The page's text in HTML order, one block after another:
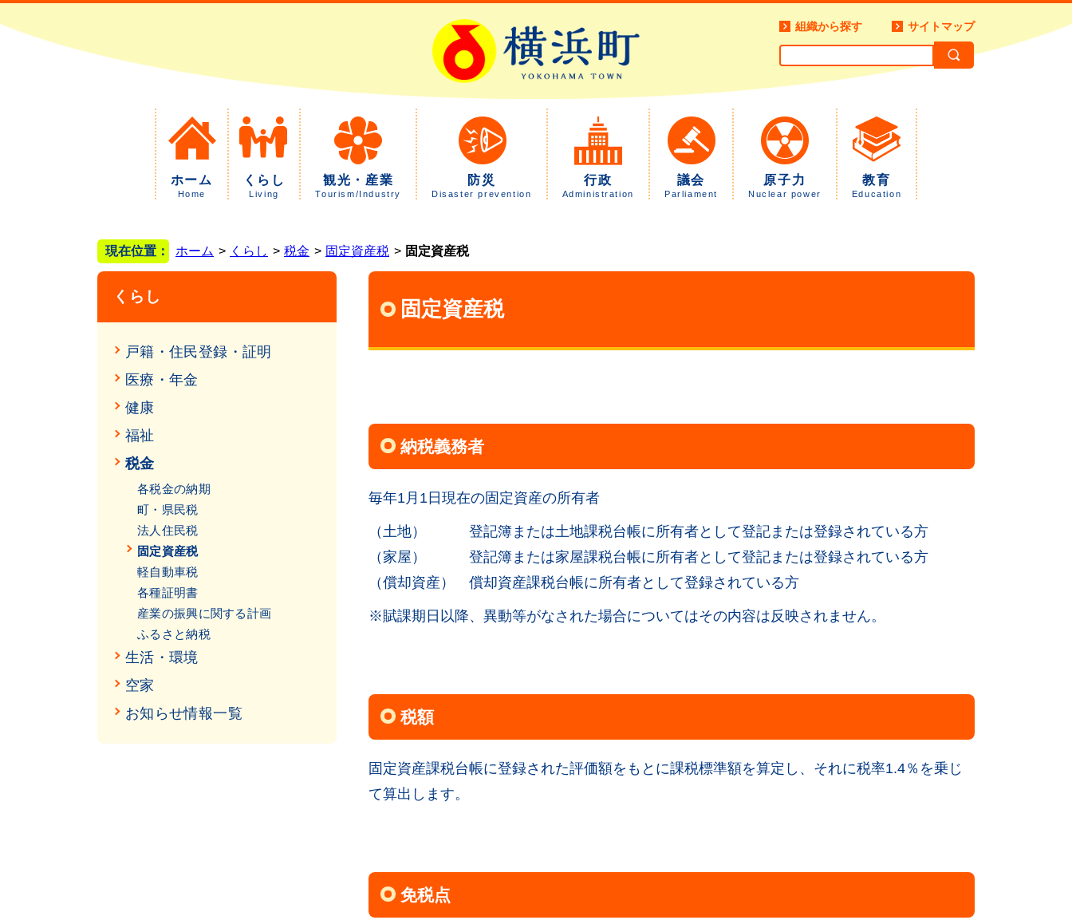
組織から探す サイトマップ
ホーム
Home
くらし
Living
観光・産業
Tourism/Industry
防災
Disaster prevention
行政
Administration
議会
Parliament
原子力
Nuclear power
教育
Education
現在位置： ホーム くらし 税金 固定資産税 固定資産税
くらし
戸籍・住民登録・証明
医療・年金
健康
福祉
税金
各税金の納期
町・県民税
法人住民税
固定資産税
軽自動車税
各種証明書
産業の振興に関する計画
ふるさと納税
生活・環境
空家
お知らせ情報一覧
固定資産税
納税義務者
毎年1月1日現在の固定資産の所有者
（土地） 登記簿または土地課税台帳に所有者として登記または登録されている方
（家屋） 登記簿または家屋課税台帳に所有者として登記または登録されている方
（償却資産） 償却資産課税台帳に所有者として登録されている方
※賦課期日以降、異動等がなされた場合についてはその内容は反映されません。
税額
固定資産課税台帳に登録された評価額をもとに課税標準額を算定し、それに税率1.4％を乗じ
て算出します。
免税点